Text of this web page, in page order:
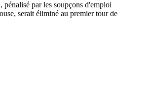
pénalisé par les soupçons d'emploi
serait éliminé au premier tour de